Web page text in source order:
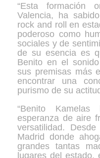
“Esta formación
Valencia, ha
rock and roll en
poderoso como
sociales y de
de su esencia es
Benito en el
sus premisas más
encontrar una
purismo de su
“Benito
esperanza de aire
versatilidad.
Madrid donde
grandes tantas
lugares del estado,